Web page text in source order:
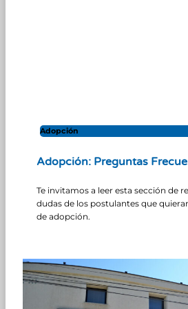
Adopción
Adopción: Preguntas
Te invitamos a leer esta sección de
dudas de los postulantes que
de adopción.